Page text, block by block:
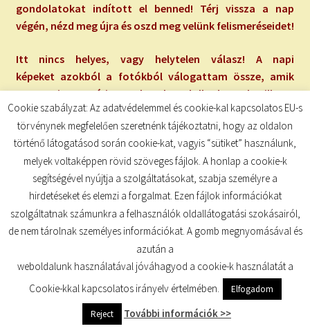
gondolatokat indított el benned! Térj vissza a nap
végén, nézd meg újra és oszd meg velünk felismeréseidet!
Itt nincs helyes, vagy helytelen válasz! A napi
képeket azokból a fotókból válogattam össze, amik
engem is megérintettek, elgondolkodtattak, illetve
felismerésekhez segítettek.
Ha van olyan kép, ami nem érint meg, hagyd ki
nyugodtan az adott napon. Az új Sikerprogram
hármasát (kérdés, megerősítés, kép) tetszőleges
arányban tudod használni, hiszen önmagukban is
Cookie szabályzat: Az adatvédelemmel és cookie-kal kapcsolatos EU-s
törvénynek megfelelően szeretnénk tájékoztatni, hogy az oldalon
történő látogatásod során cookie-kat, vagyis “sütiket” használunk,
melyek voltaképpen rövid szöveges fájlok. A honlap a cookie-k
segítségével nyújtja a szolgáltatásokat, szabja személyre a
hirdetéseket és elemzi a forgalmat. Ezen fájlok információkat
szolgáltatnak számunkra a felhasználók oldallátogatási szokásairól,
de nem tárolnak személyes információkat. A gomb megnyomásával és
azután a
weboldalunk használatával jóváhagyod a cookie-k használatát a
Cookie-kkal kapcsolatos irányelv értelmében.
Elfogadom
Reject További információk >>